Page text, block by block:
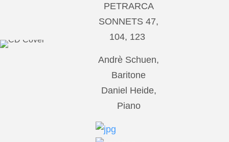
PETRARCA
SONNETS 47,
104, 123
Andrè Schuen,
Baritone
Daniel Heide,
Piano